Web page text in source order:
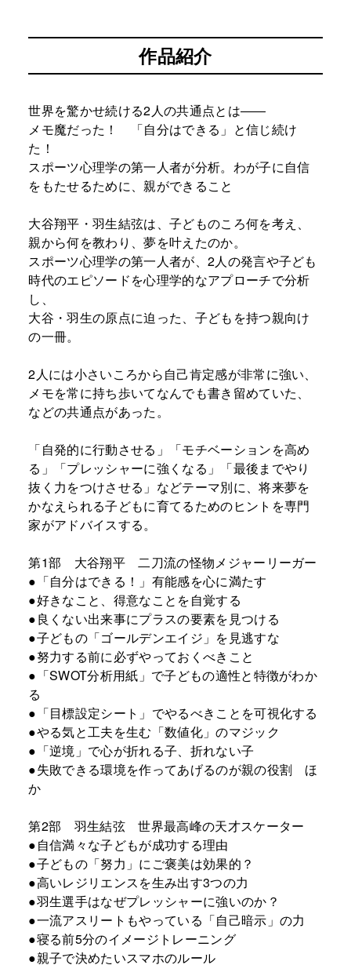
作品紹介
世界を驚かせ続ける2人の共通点とは――
メモ魔だった！ 「自分はできる」と信じ続け
た！
スポーツ心理学の第一人者が分析。わが子に自信
をもたせるために、親ができること
大谷翔平・羽生結弦は、子どものころ何を考え、
親から何を教わり、夢を叶えたのか。
スポーツ心理学の第一人者が、2人の発言や子ども
時代のエピソードを心理学的なアプローチで分析
し、
大谷・羽生の原点に迫った、子どもを持つ親向け
の一冊。
2人には小さいころから自己肯定感が非常に強い、
メモを常に持ち歩いてなんでも書き留めていた、
などの共通点があった。
「自発的に行動させる」「モチベーションを高め
る」「プレッシャーに強くなる」「最後までやり
抜く力をつけさせる」などテーマ別に、将来夢を
かなえられる子どもに育てるためのヒントを専門
家がアドバイスする。
第1部 大谷翔平 二刀流の怪物メジャーリーガー
●「自分はできる！」有能感を心に満たす
●好きなこと、得意なことを自覚する
●良くない出来事にプラスの要素を見つける
●子どもの「ゴールデンエイジ」を見逃すな
●努力する前に必ずやっておくべきこと
●「SWOT分析用紙」で子どもの適性と特徴がわか
る
●「目標設定シート」でやるべきことを可視化する
●やる気と工夫を生む「数値化」のマジック
●「逆境」で心が折れる子、折れない子
●失敗できる環境を作ってあげるのが親の役割 ほ
か
第2部 羽生結弦 世界最高峰の天才スケーター
●自信満々な子どもが成功する理由
●子どもの「努力」にご褒美は効果的？
●高いレジリエンスを生み出す3つの力
●羽生選手はなぜプレッシャーに強いのか？
●一流アスリートもやっている「自己暗示」の力
●寝る前5分のイメージトレーニング
●親子で決めたいスマホのルール